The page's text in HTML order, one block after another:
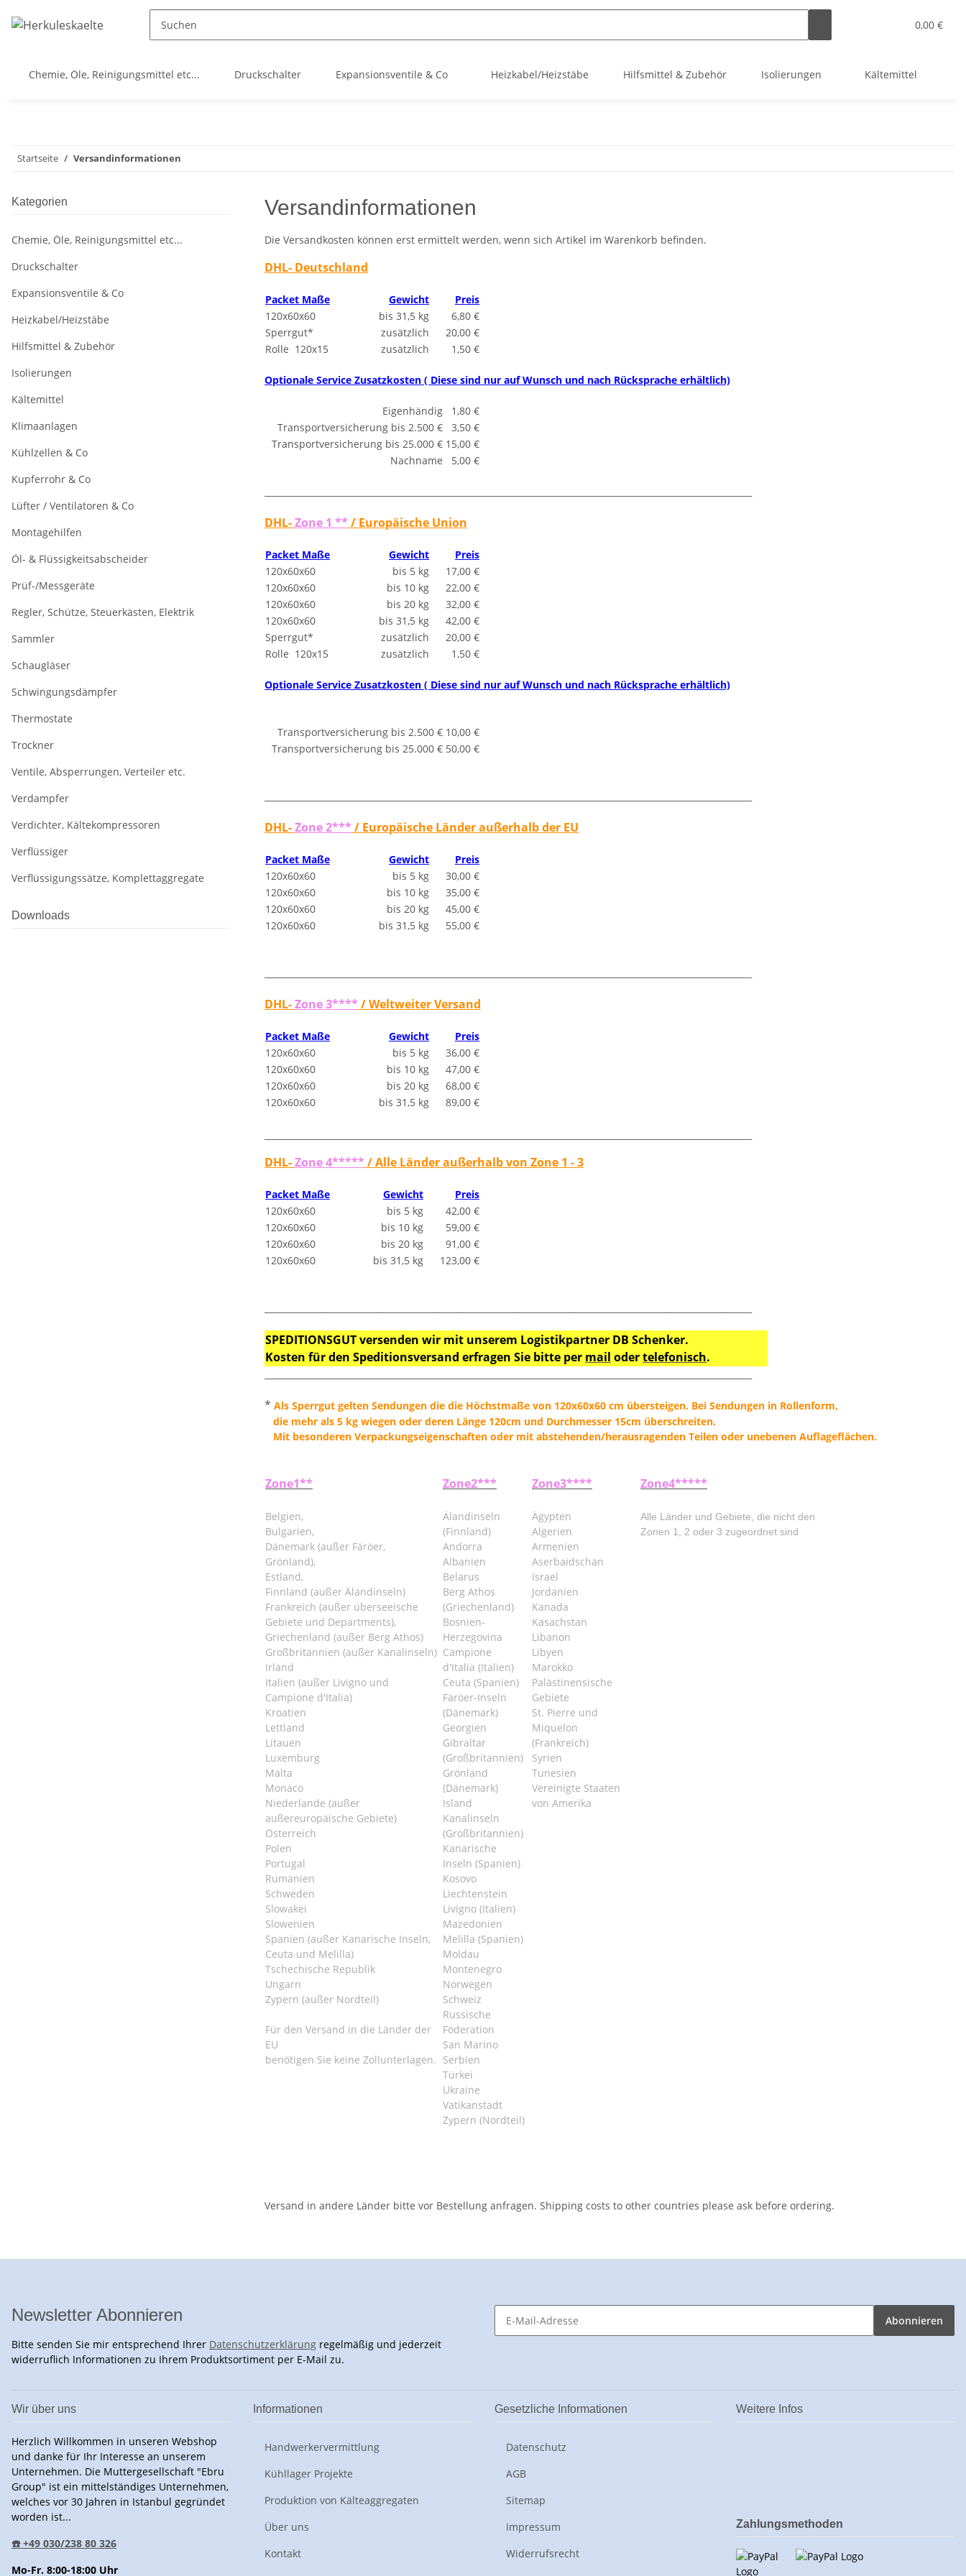
0,00 €
Chemie, Öle, Reinigungsmittel etc... Druckschalter Expansionsventile & Co Heizkabel/Heizstäbe Hilfsmittel & Zubehör Isolierungen Kältemittel
Startseite Versandinformationen
Versandinformationen
Die Versandkosten können erst ermittelt werden, wenn sich Artikel im Warenkorb befinden.
DHL- Deutschland
Packet Maße Gewicht
Preis
120x60x60
bis 31,5 kg
6,80 €
Sperrgut*
zusätzlich
20,00 €
Rolle 120x15
zusätzlich 1,50 €
Optionale Service Zusatzkosten ( Diese sind nur auf Wunsch und nach Rücksprache erhältlich)
Eigenhändig
1,80 €
Transportversicherung bis 2.500 €
3,50 €
Transportversicherung bis 25.000 € 15,00 €
Nachname
5,00 €
DHL-Zone 1 ** / Europäische Union
Packet Maße Gewicht
Preis
120x60x60
bis 5 kg
17,00 €
120x60x60
bis 10 kg
22,00 €
120x60x60
bis 20 kg
32,00 €
120x60x60
bis 31,5 kg
42,00 €
Sperrgut*
zusätzlich
20,00 €
Rolle 120x15
zusätzlich 1,50 €
Optionale Service Zusatzkosten ( Diese sind nur auf Wunsch und nach Rücksprache erhältlich)
Transportversicherung bis 2.500 € 10,00 €
Transportversicherung bis 25.000 € 50,00 €
DHL-Zone 2*** / Europäische Länder außerhalb der EU
Packet Maße Gewicht
Preis
120x60x60
bis 5 kg
30,00 €
120x60x60
bis 10 kg
35,00 €
120x60x60
bis 20 kg
45,00 €
120x60x60
bis 31,5 kg 55,00 €
DHL-Zone 3**** / Weltweiter Versand
Packet Maße Gewicht
Preis
120x60x60
bis 5 kg
36,00 €
120x60x60
bis 10 kg
47,00 €
120x60x60
bis 20 kg
68,00 €
120x60x60
bis 31,5 kg 89,00 €
DHL-Zone 4***** / Alle Länder außerhalb von Zone 1 - 3
Packet Maße Gewicht
Preis
120x60x60
bis 5 kg
42,00 €
120x60x60
bis 10 kg
59,00 €
120x60x60
bis 20 kg
91,00 €
120x60x60
bis 31,5 kg 123,00 €
SPEDITIONSGUT versenden wir mit unserem Logistikpartner DB Schenker.
Kosten für den Speditionsversand erfragen Sie bitte per mail odertelefonisch.
* Als Sperrgut gelten Sendungen die die Höchstmaße von 120x60x60 cm übersteigen. Bei Sendungen in Rollenform,
die mehr als 5 kg wiegen oder deren Länge 120cm und Durchmesser 15cm überschreiten.
Mit besonderen Verpackungseigenschaften oder mit abstehenden/herausragenden Teilen oder unebenen Auflageflächen.
Zone1** Zone2*** Zone3**** Zone4*****
Belgien,
Bulgarien,
Dänemark (außer Färöer,
Grönland),
Estland,
Finnland (außer Älandinseln)
Frankreich (außer überseeische
Gebiete und Departments),
Griechenland (außer Berg Athos)
Großbritannien (außer Kanalinseln)
Irland
Italien (außer Livigno und
Campione d'Italia)
Kroatien
Lettland
Litauen
Luxemburg
Malta
Monaco
Niederlande (außer
außereuropäische Gebiete)
Österreich
Polen
Portugal
Rumänien
Schweden
Slowakei
Slowenien
Spanien (außer Kanarische Inseln,
Ceuta und Melilla)
Tschechische Republik
Ungarn
Zypern (außer Nordteil)
Für den Versand in die Länder der
EU
benötigen Sie keine Zollunterlagen.
Älandinseln
(Finnland)
Andorra
Albanien
Belarus
Berg Athos
(Griechenland)
Bosnien-
Herzegovina
Campione
d'Italia (Italien)
Ceuta (Spanien)
Färöer-Inseln
(Dänemark)
Georgien
Gibraltar
(Großbritannien)
Grönland
(Dänemark)
Island
Kanalinseln
(Großbritannien)
Kanarische
Inseln (Spanien)
Kosovo
Liechtenstein
Livigno (Italien)
Mazedonien
Melilla (Spanien)
Moldau
Montenegro
Norwegen
Schweiz
Russische
Föderation
San Marino
Serbien
Türkei
Ukraine
Vatikanstadt
Zypern (Nordteil)
Ägypten
Algerien
Armenien
Aserbaidschan
Israel
Jordanien
Kanada
Kasachstan
Libanon
Libyen
Marokko
Palästinensische
Gebiete
St. Pierre und
Miquelon
(Frankreich)
Syrien
Tunesien
Vereinigte Staaten
von Amerika
Alle Länder und Gebiete, die nicht den
Zonen 1, 2 oder 3 zugeordnet sind
Versand in andere Länder bitte vor Bestellung anfragen. Shipping costs to other countries please ask before ordering.
Kategorien
Chemie, Öle, Reinigungsmittel etc...
Druckschalter
Expansionsventile & Co
Heizkabel/Heizstäbe
Hilfsmittel & Zubehör
Isolierungen
Kältemittel
Klimaanlagen
Kühlzellen & Co
Kupferrohr & Co
Lüfter / Ventilatoren & Co
Montagehilfen
Öl- & Flüssigkeitsabscheider
Prüf-/Messgeräte
Regler, Schütze, Steuerkästen, Elektrik
Sammler
Schaugläser
Schwingungsdämpfer
Thermostate
Trockner
Ventile, Absperrungen, Verteiler etc.
Verdampfer
Verdichter, Kältekompressoren
Verflüssiger
Verflüssigungssätze, Komplettaggregate
Downloads
Newsletter Abonnieren
Bitte senden Sie mir entsprechend Ihrer Datenschutzerklärung regelmäßig und jederzeit
widerruflich Informationen zu Ihrem Produktsortiment per E-Mail zu.
Abonnieren
Wir über uns
Herzlich Willkommen in unseren Webshop
und danke für Ihr Interesse an unserem
Unternehmen. Die Muttergesellschaft "Ebru
Group" ist ein mittelständiges Unternehmen,
welches vor 30 Jahren in Istanbul gegründet
worden ist...
☎️ +49 030/238 80 326
Mo-Fr. 8:00-18:00 Uhr
Informationen
Handwerkervermittlung
Kühllager Projekte
Produktion von Kälteaggregaten
Über uns
Kontakt
Gesetzliche Informationen
Datenschutz
AGB
Sitemap
Impressum
Widerrufsrecht
Weitere Infos
Zahlungsmethoden